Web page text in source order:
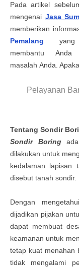
Pada artikel
mengenai Jasa
memberikan
Pemalang
membantu Anda
masalah Anda .
Pelayanan
Tentang Sondir
Sondir Boring
dilakukan untuk
kedalaman lapisan
disebut tanah sondir.
Dengan
dijadikan pijakan
dapat membuat
keamanan untuk
tetap kuat menahan
tidak mengalami